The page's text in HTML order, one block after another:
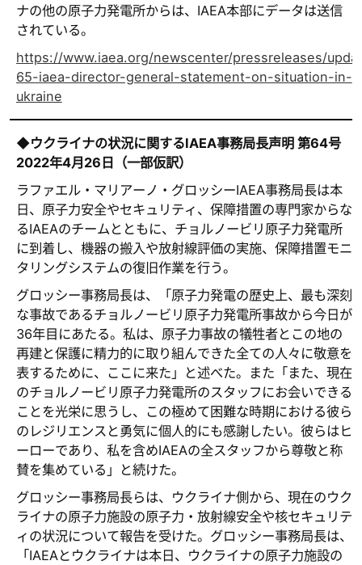
ナの他の原子力発電所からは、IAEA本部にデータは送信
されている。
https://www.iaea.org/newscenter/pressreleases/
65-iaea-director-general-statement-on-situation-in-
ukraine
◆ウクライナの状況に関するIAEA事務局長声明 第64号
2022年4月 26 日（一部仮訳）
ラファエル・マリアーノ・グロッシーIAEA事務局長は本
日、原子力安全やセキュリティ、保障措置の専門家からな
るIAEAのチームとともに、チョルノービリ原子力発電所
に到着し、機器の搬入や放射線評価の実施、保障措置モニ
タリングシステムの復旧作業を行う。
グロッシー事務局長は、「原子力発電の歴史上、最も深刻
な事故であるチョルノービリ原子力発電所事故から今日が
36年目にあたる。私は、原子力事故の犠牲者とこの地の
再建と保護に精力的に取り組んできた全ての人々に敬意を
表するために、ここに来た」と述べた。また「また、現在
のチョルノービリ原子力発電所のスタッフにお会いできる
ことを光栄に思うし、この極めて困難な時期における彼ら
のレジリエンスと勇気に個人的にも感謝したい。彼らはヒ
ーローであり、私を含めIAEAの全スタッフから尊敬と称
賛を集めている」と続けた。
グロッシー事務局長らは、ウクライナ側から、現在のウク
ライナの原子力施設の原子力・放射線安全や核セキュリテ
ィの状況について報告を受けた。グロッシー事務局長は、
「IAEAとウクライナは本日、ウクライナの原子力施設の